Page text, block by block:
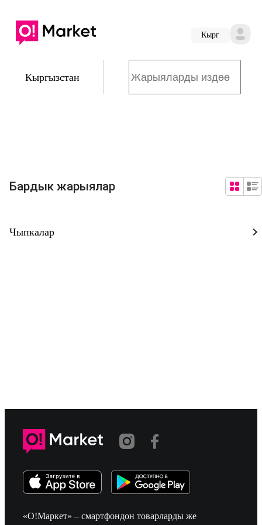
Кырг
Кыргызстан
Бардык жарыялар
Чыпкалар
«О!Маркет» – смартфондон товарларды же